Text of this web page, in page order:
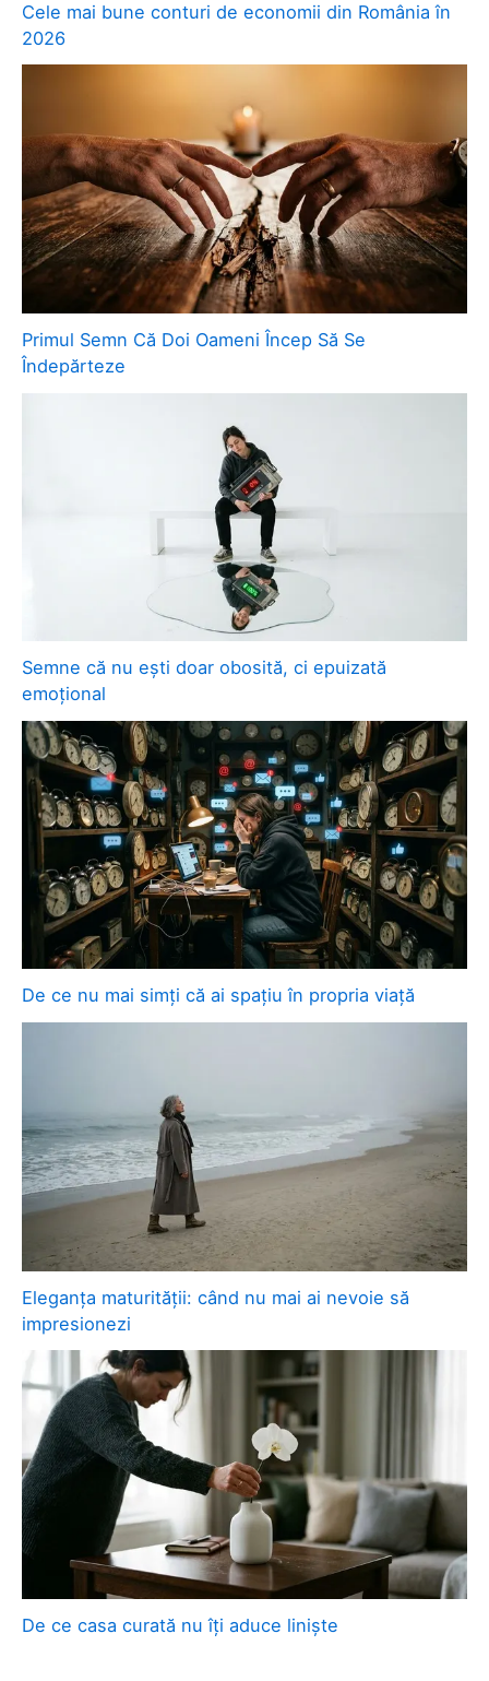
Cele mai bune conturi de economii din România în
2026
Primul Semn Că Doi Oameni Încep Să Se
Îndepărteze
Semne că nu ești doar obosită, ci epuizată
emoțional
De ce nu mai simți că ai spațiu în propria viață
Eleganța maturității: când nu mai ai nevoie să
impresionezi
De ce casa curată nu îți aduce liniște